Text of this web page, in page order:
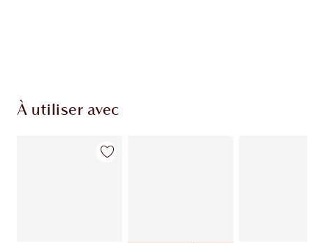
À utiliser avec